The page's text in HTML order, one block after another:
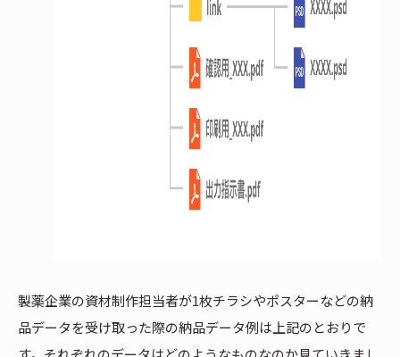
製薬企業の資材制作担当者が1枚チラシやポスターなどの納
品データを受け取った際の納品データ例は上記のとおりで